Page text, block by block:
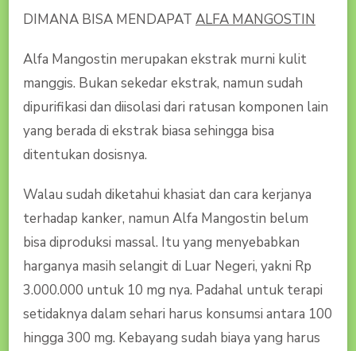
DIMANA BISA MENDAPAT ALFA MANGOSTIN
Alfa Mangostin merupakan ekstrak murni kulit
manggis. Bukan sekedar ekstrak, namun sudah
dipurifikasi dan diisolasi dari ratusan komponen lain
yang berada di ekstrak biasa sehingga bisa
ditentukan dosisnya.
Walau sudah diketahui khasiat dan cara kerjanya
terhadap kanker, namun Alfa Mangostin belum
bisa diproduksi massal. Itu yang menyebabkan
harganya masih selangit di Luar Negeri, yakni Rp
3.000.000 untuk 10 mg nya. Padahal untuk terapi
setidaknya dalam sehari harus konsumsi antara 100
hingga 300 mg. Kebayang sudah biaya yang harus